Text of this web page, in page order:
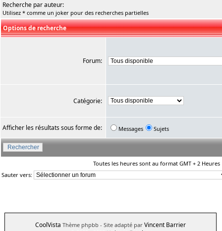
Recherche par auteur:
Utilisez * comme un joker pour des recherches partielles
Options de recherche
Forum:
Catégorie:
Afficher les résultats sous forme de: Messages Sujets
Toutes les heures sont au format GMT + 2 Heures
Sauter vers:
CoolVista Thème phpbb - Site adapté par Vincent Barrier